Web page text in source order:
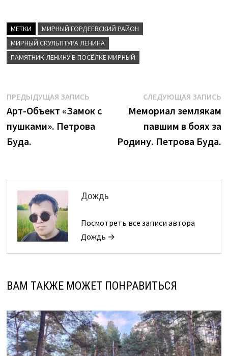
МЕТКИ
МИРНЫЙ ГОРДЕЕВСКИЙ РАЙОН
МИРНЫЙ СКУЛЬПТУРА ЛЕНИНА
ПАМЯТНИК ЛЕНИНУ В ПОСЁЛКЕ МИРНЫЙ
Навигация
по
записям
ПРЕДЫДУЩАЯ ЗАПИСЬПредыдущая
запись:
Арт-Объект «Замок с
пушками». Петрова
Буда.
СЛЕДУЮЩАЯ ЗАПИСЬ
Мемориал землякам
павшим в боях за
Родину. Петрова Буда.
Дождь
Посмотреть все записи автора
Дождь →
ВАМ ТАКЖЕ МОЖЕТ ПОНРАВИТЬСЯ